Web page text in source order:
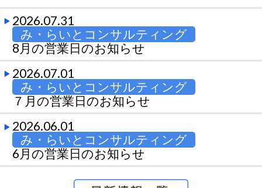
2026.07.31
み・らいとコンサルティング
8月の営業日のお知らせ
2026.07.01
み・らいとコンサルティング
７月の営業日のお知らせ
2026.06.01
み・らいとコンサルティング
6月の営業日のお知らせ